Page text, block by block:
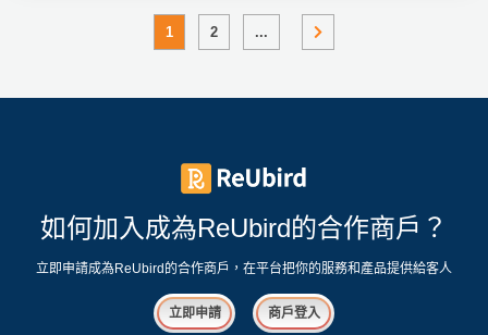
1 2 ...
如何加入成為ReUbird的合作商戶？
立即申請成為ReUbird的合作商戶，在平台把你的服務和產品提供給客人
立即申請 商戶登入